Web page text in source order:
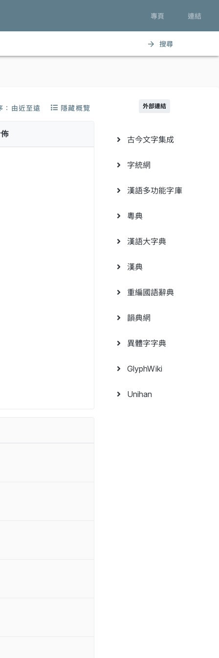
專頁 連結
arrow_forward 搜尋
由近至遠 隱藏概覽 外部連結
古今文字集成
字統網
漢語多功能字庫
粵典
漢語大字典
漢典
重編國語辭典
韻典網
異體字字典
GlyphWiki
Unihan